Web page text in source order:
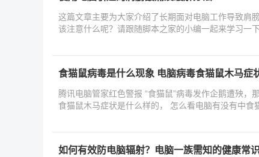
这篇文章主要为大家介绍了长期面对电脑工作导致肩
该注意什么呢？请跟随脚本之家的小编一起来学习一
食猫鼠病毒是什么现象 电脑病毒食猫鼠木马症
腾讯电脑管家红色警报 “食猫鼠”病毒发作企鹅遭殃，
食猫鼠木马症状是什么样的， 怎么看电脑有没有中食
如何有效防电脑辐射？电脑一族需知的健康常识